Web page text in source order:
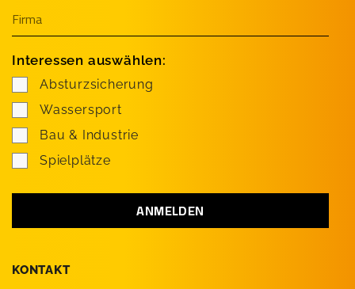
KONTAKT
Interessen auswählen:
Absturzsicherung
Wassersport
Bau & Industrie
Spielplätze